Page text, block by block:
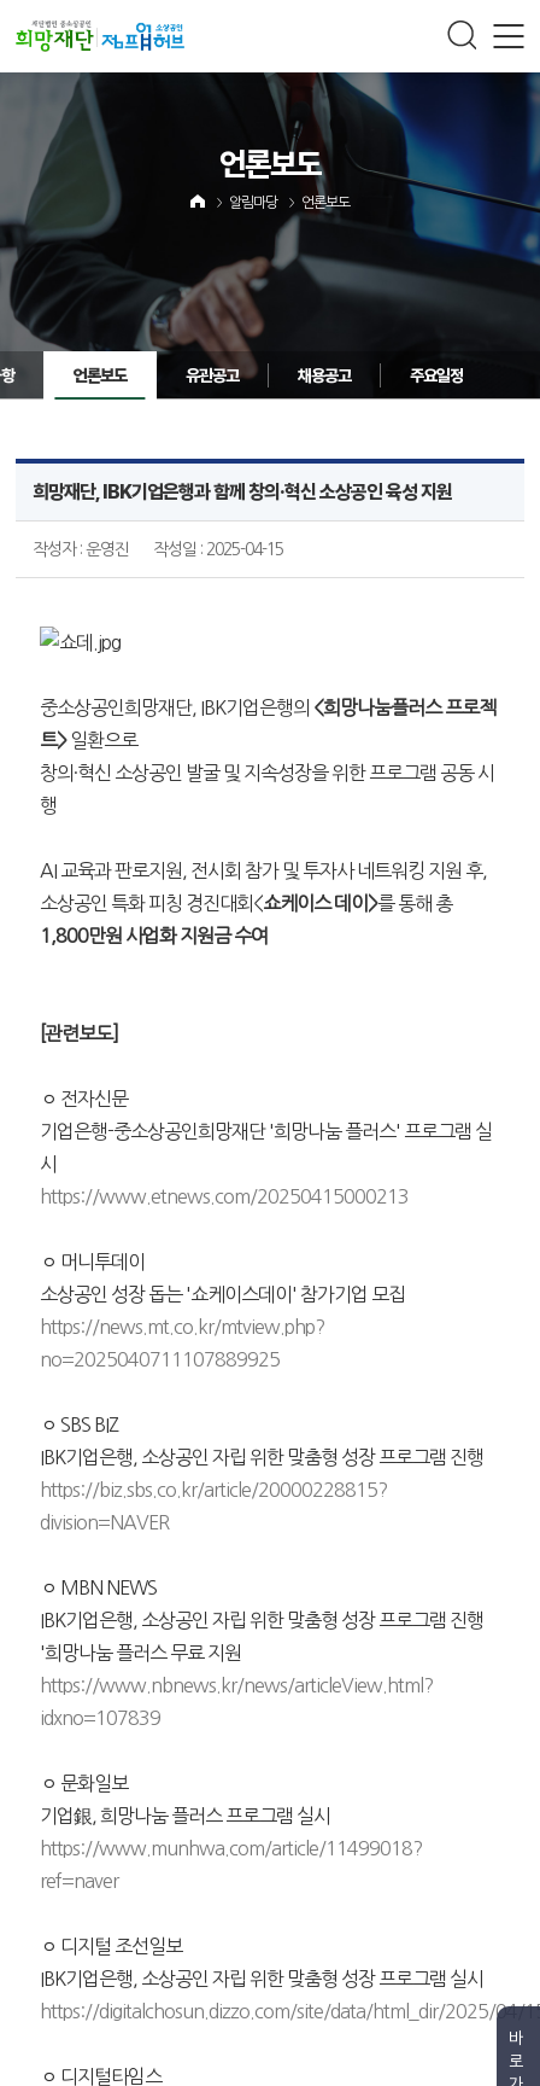
언론보도
알림마당 언론보도
언론보도 유관공고 채용공고 주요일정
희망재단, IBK기업은행과 함께 창의·혁신 소상공인 육성 지원
작성자 : 운영진 작성일 : 2025-04-15
중소상공인희망재단, IBK기업은행의 <희망나눔플러스 프로젝
트>일환으로
창의·혁신 소상공인 발굴 및 지속성장을 위한 프로그램 공동 시
행
AI 교육과 판로지원, 전시회 참가 및 투자사 네트워킹 지원 후,
소상공인 특화 피칭 경진대회<쇼케이스 데이>를 통해 총
1,800만원 사업화 지원금 수여
[관련보도]
ㅇ 전자신문
기업은행-중소상공인희망재단 '희망나눔 플러스' 프로그램 실
시
https://www.etnews.com/20250415000213
ㅇ 머니투데이
소상공인 성장 돕는 '쇼케이스데이' 참가기업 모집
https://news.mt.co.kr/mtview.php?
no=2025040711107889925
ㅇ SBS BIZ
IBK기업은행, 소상공인 자립 위한 맞춤형 성장 프로그램 진행
https://biz.sbs.co.kr/article/20000228815?
division=NAVER
ㅇ MBN NEWS
IBK기업은행, 소상공인 자립 위한 맞춤형 성장 프로그램 진행
'희망나눔 플러스 무료 지원
https://www.nbnews.kr/news/articleView.html?
idxno=107839
ㅇ 문화일보
기업銀, 희망나눔 플러스 프로그램 실시
https://www.munhwa.com/article/11499018?
ref=naver
ㅇ 디지털 조선일보
IBK기업은행, 소상공인 자립 위한 맞춤형 성장 프로그램 실시
https://digitalchosun.dizzo.com/site/data/html_dir/2025/04/
ㅇ 디지털타임스
바
로